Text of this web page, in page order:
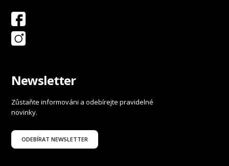
Newsletter
Zůstaňte informováni a odebírejte pravidelné
novinky.
ODEBÍRAT NEWSLETTER